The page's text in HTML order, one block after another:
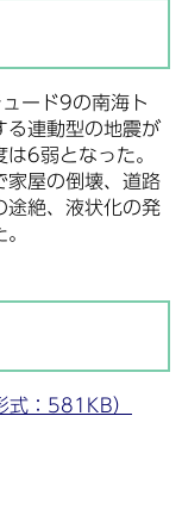
ード9の南海ト
る連動型の地震が
6弱となった。
家屋の倒壊、道路
途絶、液状化の発
式：581KB）